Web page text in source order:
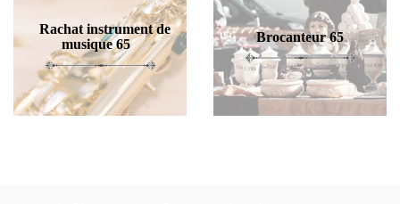
Rachat instrument de
musique 65
Brocanteur 65